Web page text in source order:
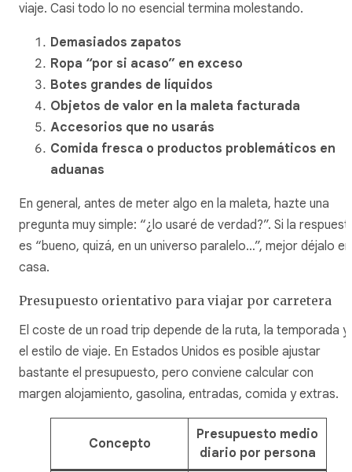
viaje. Casi todo lo no esencial termina molestando.
Demasiados zapatos
Ropa “por si acaso” en exceso
Botes grandes de líquidos
Objetos de valor en la maleta facturada
Accesorios que no usarás
Comida fresca o productos problemáticos en
aduanas
En general, antes de meter algo en la maleta, hazte una
pregunta muy simple: “¿lo usaré de verdad?”. Si la
es “bueno, quizá, en un universo paralelo…”, mejor déjalo en
casa.
Presupuesto orientativo para viajar por carretera
El coste de un road trip depende de la ruta, la temporada y
el estilo de viaje. En Estados Unidos es posible ajustar
bastante el presupuesto, pero conviene calcular con
margen alojamiento, gasolina, entradas, comida y extras.
Concepto
Presupuesto medio
diario por persona